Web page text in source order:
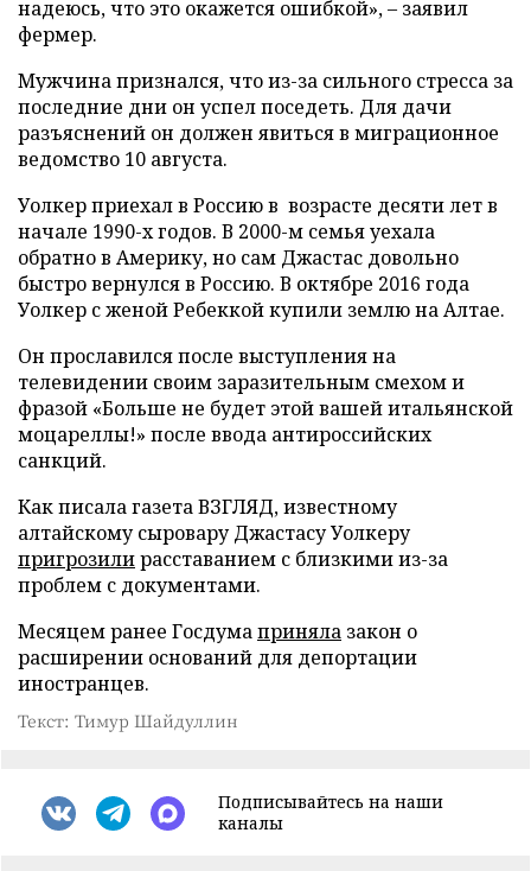
надеюсь, что это окажется ошибкой», – заявил
фермер.
Мужчина признался, что из-за сильного стресса за
последние дни он успел поседеть. Для дачи
разъяснений он должен явиться в миграционное
ведомство 10 августа.
Уолкер приехал в Россию в возрасте десяти лет в
начале 1990-х годов. В 2000-м семья уехала
обратно в Америку, но сам Джастас довольно
быстро вернулся в Россию. В октябре 2016 года
Уолкер с женой Ребеккой купили землю на Алтае.
Он прославился после выступления на
телевидении своим заразительным смехом и
фразой «Больше не будет этой вашей итальянской
моцареллы!» после ввода антироссийских
санкций.
Как писала газета ВЗГЛЯД, известному
алтайскому сыровару Джастасу Уолкеру
пригрозилирасставанием с близкими из-за
проблем с документами.
Месяцем ранее Госдумаприняла закон о
расширении оснований для депортации
иностранцев.
Текст: Тимур Шайдуллин
Подписывайтесь на наши
каналы